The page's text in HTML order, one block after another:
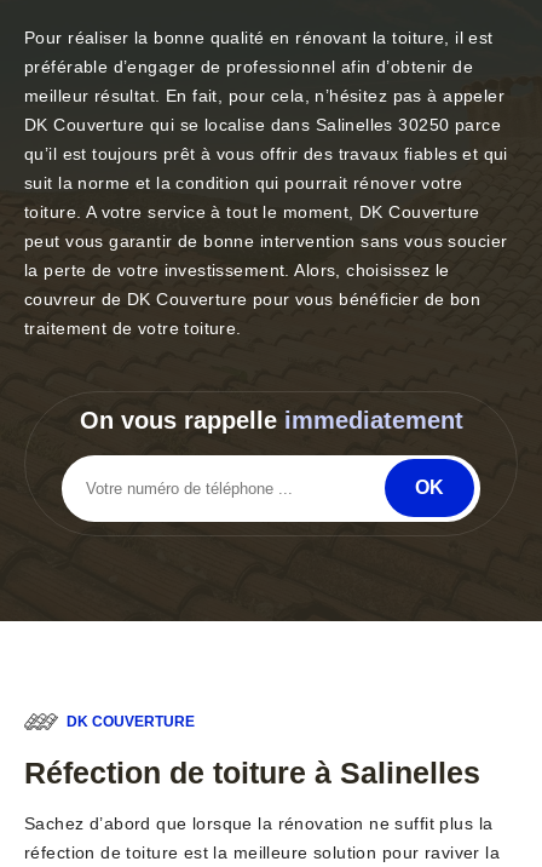
Pour réaliser la bonne qualité en rénovant la toiture, il est
préférable d’engager de professionnel afin d’obtenir de
meilleur résultat. En fait, pour cela, n’hésitez pas à appeler
DK Couverture qui se localise dans Salinelles 30250 parce
qu’il est toujours prêt à vous offrir des travaux fiables et qui
suit la norme et la condition qui pourrait rénover votre
toiture. A votre service à tout le moment, DK Couverture
peut vous garantir de bonne intervention sans vous soucier
la perte de votre investissement. Alors, choisissez le
couvreur de DK Couverture pour vous bénéficier de bon
traitement de votre toiture.
On vous rappelle immediatement
DK COUVERTURE
Réfection de toiture à Salinelles
Sachez d’abord que lorsque la rénovation ne suffit plus la
réfection de toiture est la meilleure solution pour raviver la